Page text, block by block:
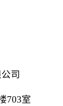
司
703室